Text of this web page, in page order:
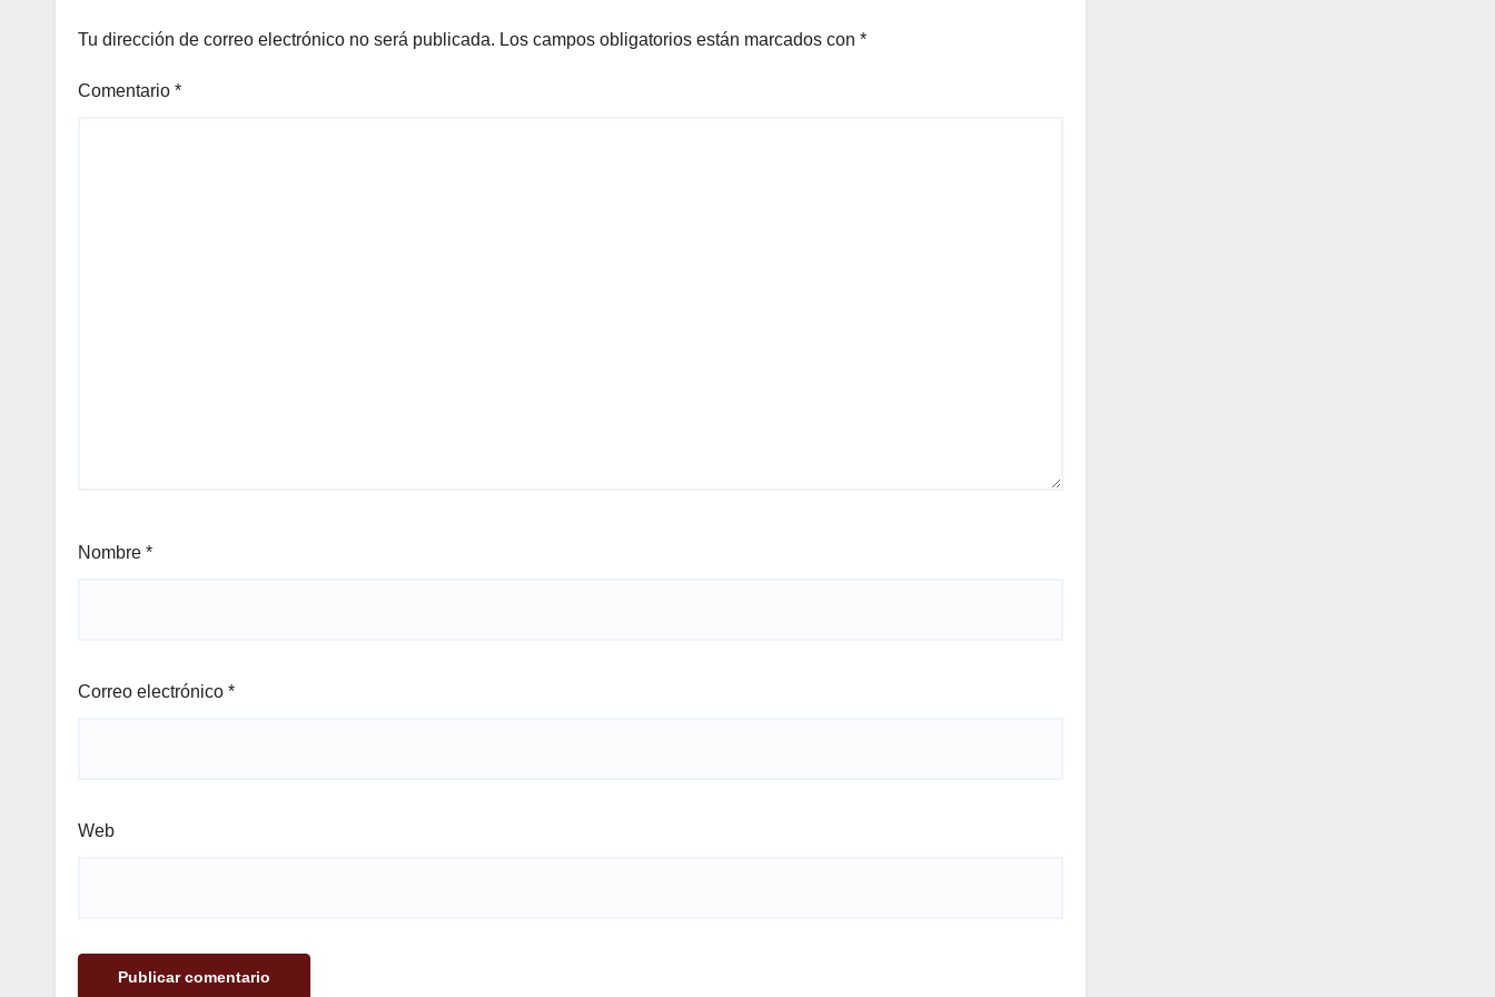
Tu dirección de correo electrónico no será publicada. Los campos obligatorios están marcados con *
Comentario *
Nombre *
Correo electrónico *
Web